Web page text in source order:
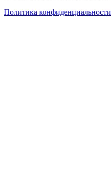
Политика конфиденциальности